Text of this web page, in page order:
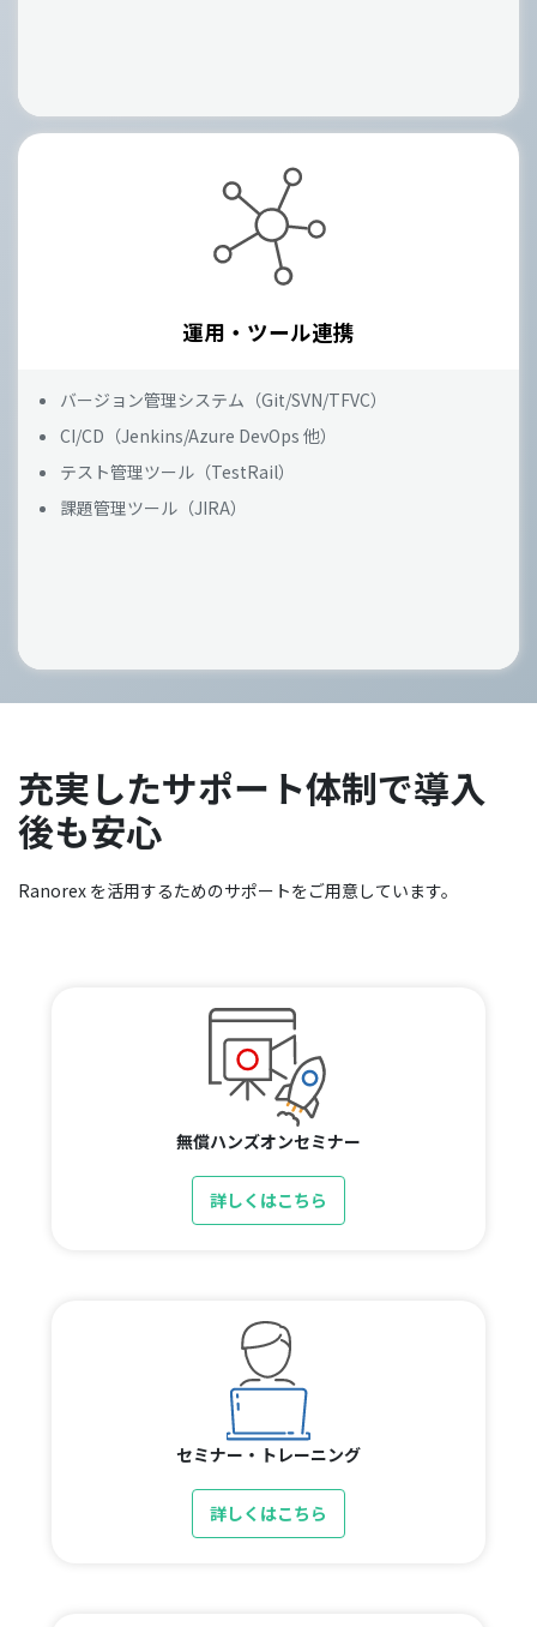
運用・ツール連携
バージョン管理システム（Git/SVN/TFVC）
CI/CD（Jenkins/Azure DevOps 他）
テスト管理ツール（TestRail）
課題管理ツール（JIRA）
充実したサポート体制で導入
後も安心
Ranorex を活用するためのサポートをご用意しています。
無償ハンズオンセミナー
詳しくはこちら
セミナー・トレーニング
詳しくはこちら